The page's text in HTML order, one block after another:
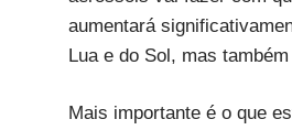
aumentará
Lua e do Sol, mas
Mais importante é o que